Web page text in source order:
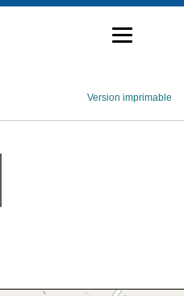
Version imprimable